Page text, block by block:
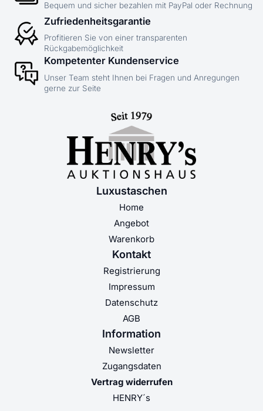
Bequem und sicher bezahlen mit PayPal oder Rechnung
Zufriedenheitsgarantie
Profitieren Sie von einer transparenten
Rückgabemöglichkeit
Kompetenter Kundenservice
Unser Team steht Ihnen bei Fragen und Anregungen
gerne zur Seite
Luxustaschen
Home
Angebot
Warenkorb
Kontakt
Registrierung
Impressum
Datenschutz
AGB
Information
Newsletter
Zugangsdaten
Vertrag widerrufen
HENRY´s